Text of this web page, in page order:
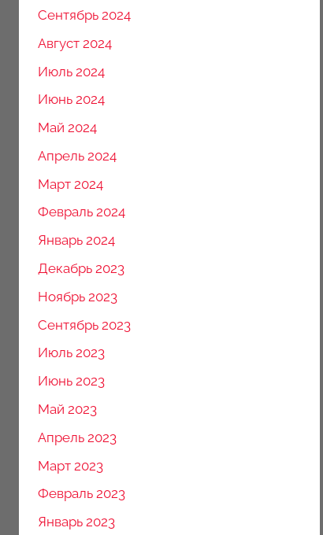
Сентябрь 2024
Август 2024
Июль 2024
Июнь 2024
Май 2024
Апрель 2024
Март 2024
Февраль 2024
Январь 2024
Декабрь 2023
Ноябрь 2023
Сентябрь 2023
Июль 2023
Июнь 2023
Май 2023
Апрель 2023
Март 2023
Февраль 2023
Январь 2023